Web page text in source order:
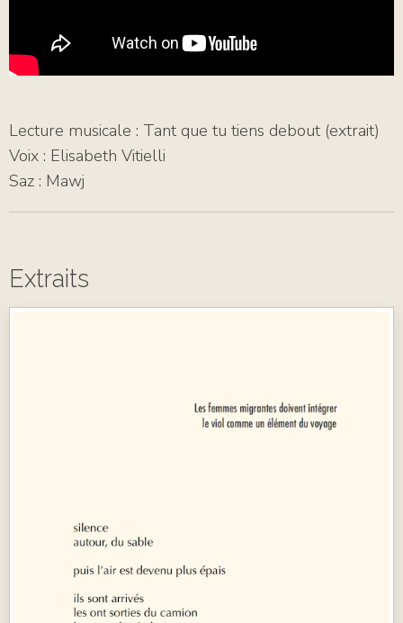
Lecture musicale : Tant que tu tiens debout (extrait)
Voix : Elisabeth Vitielli
Saz : Mawj
Extraits